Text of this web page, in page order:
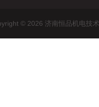
© 2026 济南恒品机电技